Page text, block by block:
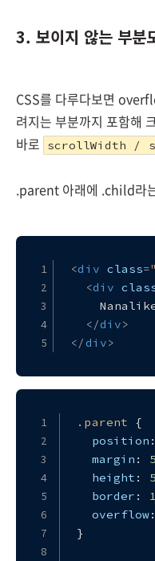
3. 보이지 않는 부분
CSS를 다루다보면
려지는 부분까지 포함해
바로
scrollWidth /
.parent 아래에 .child라
<div class=
<div
</div>
</div>
.parent {
position
margin :
height :
border :
overflow
}